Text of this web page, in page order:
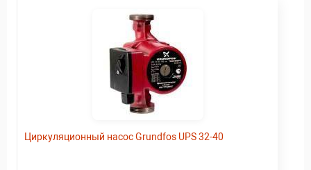
Циркуляционный насос Grundfos UPS 32-40